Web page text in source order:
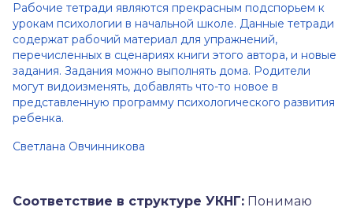
Рабочие тетради являются прекрасным подспорьем к
урокам психологии в начальной школе. Данные тетради
содержат рабочий материал для упражнений,
перечисленных в сценариях книги этого автора, и новые
задания. Задания можно выполнять дома. Родители
могут видоизменять, добавлять что-то новое в
представленную программу психологического развития
ребенка.
Светлана Овчинникова
Соответствие в структуре УКНГ: Понимаю